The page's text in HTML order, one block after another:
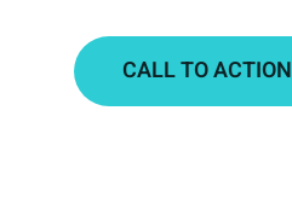
CALL TO ACTION